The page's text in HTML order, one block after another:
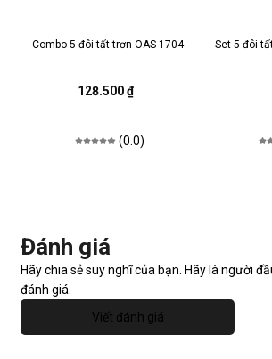
Combo 5 đôi tất trơn OAS-1704
128.500 ₫
(0.0)
Set 5 đôi
Đánh giá
Hãy chia sẻ suy nghĩ của bạn. Hãy là người
đánh giá.
Viết đánh giá